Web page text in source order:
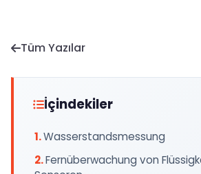
Tüm Yazılar
İçindekiler
Wasserstandsmessung
Fernüberwachung von